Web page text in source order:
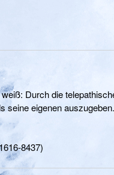
Durch die
seine eigenen
8437)